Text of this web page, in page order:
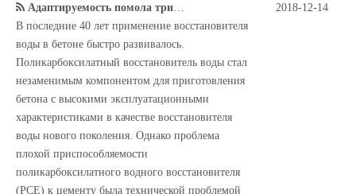
Адаптируемость помола триэтаноламина к цементному и поликарбоксилатному суперпластификатору
В последние 40 лет применение восстановителя
воды в бетоне быстро развивалось.
Поликарбоксилатный восстановитель воды стал
незаменимым компонентом для приготовления
бетона с высокими эксплуатационными
характеристиками в качестве восстановителя
воды нового поколения. Однако проблема
плохой приспособляемости
поликарбоксилатного водного восстановителя
(PCE) к цементу была технической проблемой
2018-12-14